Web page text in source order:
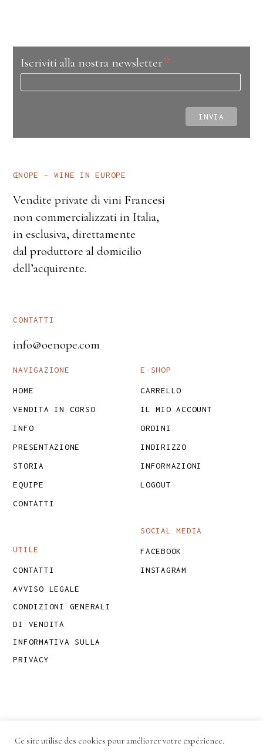
Iscriviti alla nostra newsletter*
ŒNOPE – WINE IN EUROPE
Vendite private di vini Francesi
non commercializzati in Italia,
in esclusiva, direttamente
dal produttore al domicilio
dell’acquirente.
CONTATTI
info@oenope.com
NAVIGAZIONE
HOME
VENDITA IN CORSO
INFO
PRESENTAZIONE
STORIA
EQUIPE
CONTATTI
UTILE
CONTATTI
AVVISO LEGALE
CONDIZIONI GENERALI
DI VENDITA
INFORMATIVA SULLA
PRIVACY
E-SHOP
CARRELLO
IL MIO ACCOUNT
ORDINI
INDIRIZZO
INFORMAZIONI
LOGOUT
SOCIAL MEDIA
FACEBOOK
INSTAGRAM
Ce site utilise des cookies pour améliorer votre expérience.